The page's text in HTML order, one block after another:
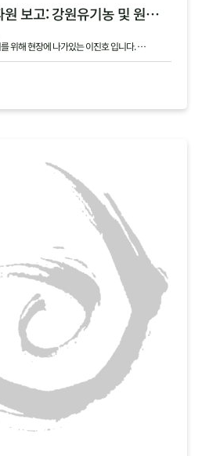
[두레생협 농산팀 특파원 보고: 강원유기농 및 원주생명농업 2차 안내]
위해 현장에 나가있는 이진호 입니다.
급 예정이며, 현재 작확 상태 및 품질과 생산지